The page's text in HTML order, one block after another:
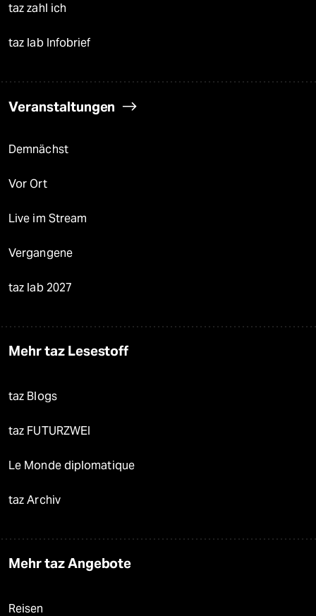
taz zahl ich
taz lab Infobrief
Veranstaltungen
Demnächst
Vor Ort
Live im Stream
Vergangene
taz lab 2027
Mehr taz Lesestoff
taz Blogs
taz FUTURZWEI
Le Monde diplomatique
taz Archiv
Mehr taz Angebote
Reisen